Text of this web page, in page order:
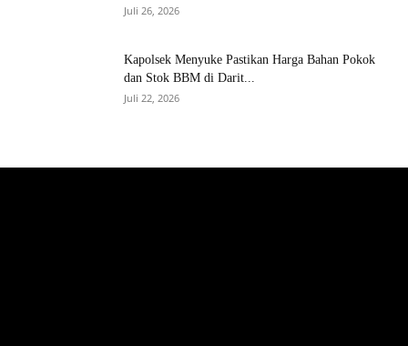
Juli 26, 2026
Kapolsek Menyuke Pastikan Harga Bahan Pokok
dan Stok BBM di Darit...
Juli 22, 2026